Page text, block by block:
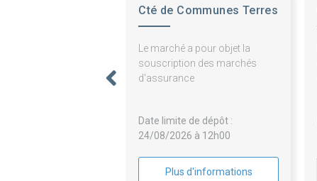
Cté de Communes Terres
Le marché a pour objet la
souscription des marchés
d'assurance
Date limite de dépôt :
24/08/2026 à 12h00
Plus d'informations